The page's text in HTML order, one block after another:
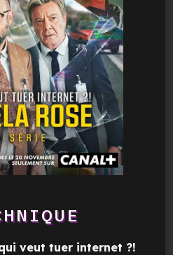
veut tuer internet ?!